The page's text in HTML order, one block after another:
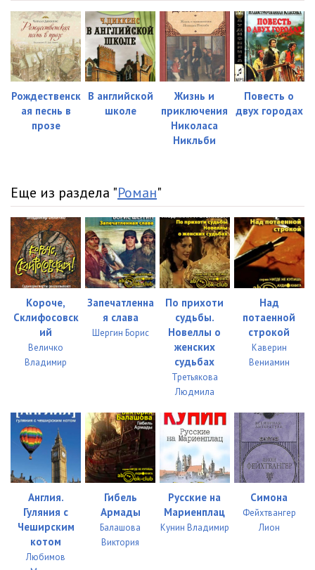
Рождественск
ая песнь в
прозе
В английской
школе
Жизнь и
приключения
Николаса
Никльби
Повесть о
двух городах
Еще из раздела "Роман"
Короче,
Склифосовск
ий
Величко
Владимир
Запечатленна
я слава
Шергин Борис
По прихоти
судьбы.
Новеллы о
женских
судьбах
Третьякова
Людмила
Над
потаенной
строкой
Каверин
Вениамин
Англия.
Гуляния с
Чеширским
котом
Любимов
Гибель
Армады
Балашова
Виктория
Русские на
Мариенплац
Кунин Владимир
Симона
Фейхтвангер
Лион